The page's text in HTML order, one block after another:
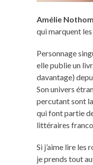
Amélie
qui marquent
Personnage
elle publie un
davantage)
Son univers
percutant sont
qui font partie
littéraires
Si j’aime lire les
je prends tout